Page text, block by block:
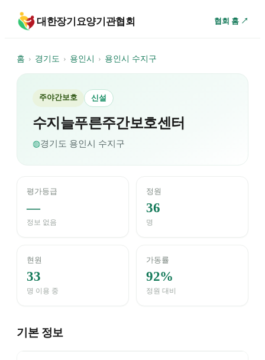
대한장기요양기관협회 협회 홈 ↗
홈 › 경기도 › 용인시 › 용인시 수지구
주야간보호 신설
수지늘푸른주간보호센터
◍경기도 용인시 수지구
평가등급
—
정보 없음
정원
36
명
현원
33
명 이용 중
가동률
92%
정원 대비
기본 정보